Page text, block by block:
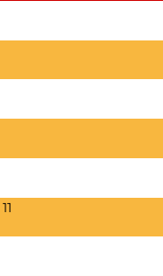
11